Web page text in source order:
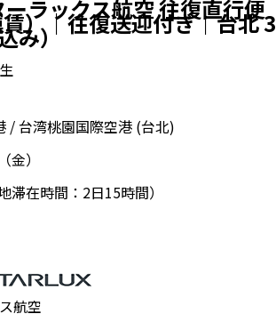
ラックス航空 往復直行便
）｜往復送迎付き｜台北 3
み）
/台湾桃園国際空港 (台北)
）
滞在時間： 2日15時間）
航空